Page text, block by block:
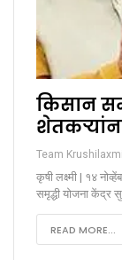
किसान
कृषी लक्ष्मी | १४
समृद्धी योजना केंद्र
READ MORE...